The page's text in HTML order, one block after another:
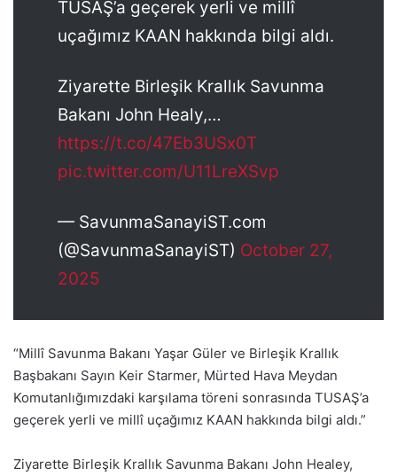
TUSAŞ’a geçerek yerli ve millî
uçağımız KAAN hakkında bilgi aldı.
Ziyarette Birleşik Krallık Savunma
Bakanı John Healy,…
https://t.co/47Eb3USx0T
pic.twitter.com/U11LreXSvp
— SavunmaSanayiST.com
(@SavunmaSanayiST) October 27,
2025
“Millî Savunma Bakanı Yaşar Güler ve Birleşik Krallık
Başbakanı Sayın Keir Starmer, Mürted Hava Meydan
Komutanlığımızdaki karşılama töreni sonrasında TUSAŞ’a
geçerek yerli ve millî uçağımız KAAN hakkında bilgi aldı.”
Ziyarette Birleşik Krallık Savunma Bakanı John Healey,